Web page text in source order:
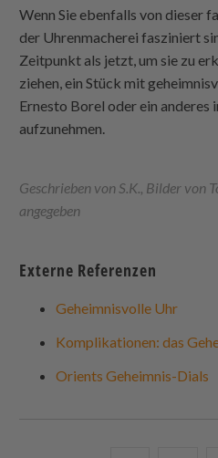
Wenn Sie ebenfalls von dieser
der Uhrenmacherei fasziniert
Zeitpunkt als jetzt, um sie zu
ziehen, ein Stück mit
Ernesto Borel oder ein anderes
aufzunehmen.
Geschrieben von S.K., Bilder von
angegeben
Externe Referenzen
Geheimnisvolle Uhr
Komplikationen: das
Orients Geheimnis-Dials